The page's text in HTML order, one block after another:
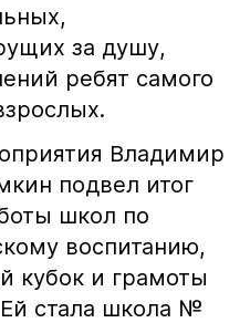
за душу,
ребят самого
Владимир
подвел итог
школ по
воспитанию,
кубок и грамоты
стала школа №